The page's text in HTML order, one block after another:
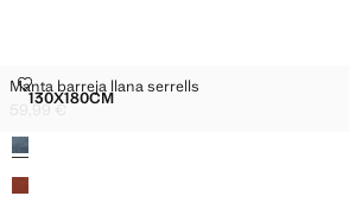
Talles
130X180CMMANTA BARREJA LLANA SERRELLS
Manta barreja llana serrells
MANTA BARREJA LLANA SERRELLS
59,99 €
Colors